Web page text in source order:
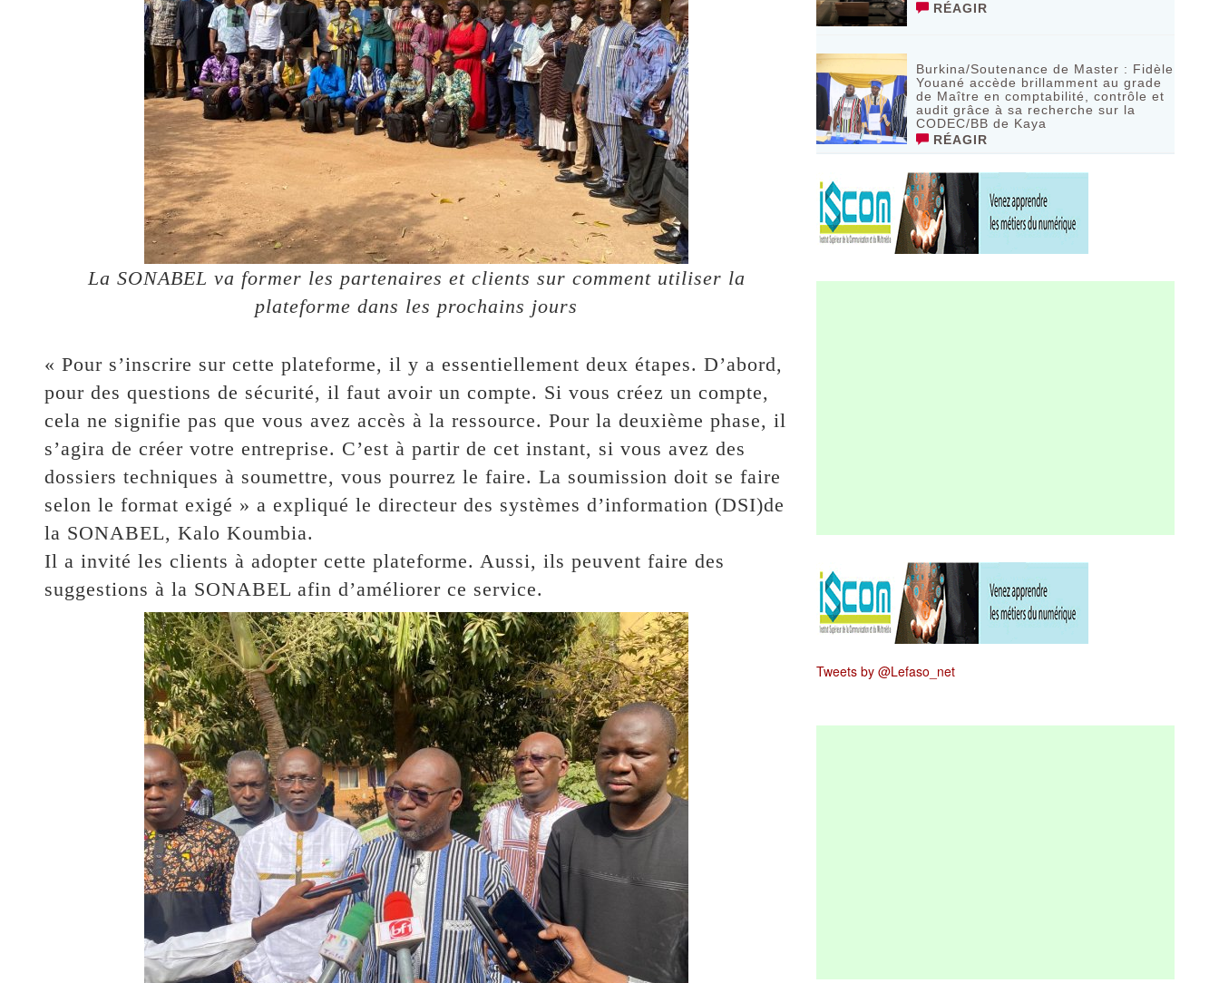
La SONABEL va former les partenaires et clients sur comment utiliser la
plateforme dans les prochains jours
« Pour s’inscrire sur cette plateforme, il y a essentiellement deux étapes. D’abord,
pour des questions de sécurité, il faut avoir un compte. Si vous créez un compte,
cela ne signifie pas que vous avez accès à la ressource. Pour la deuxième phase, il
s’agira de créer votre entreprise. C’est à partir de cet instant, si vous avez des
dossiers techniques à soumettre, vous pourrez le faire. La soumission doit se faire
selon le format exigé » a expliqué le directeur des systèmes d’information (DSI)de
la SONABEL, Kalo Koumbia.
Il a invité les clients à adopter cette plateforme. Aussi, ils peuvent faire des
suggestions à la SONABEL afin d’améliorer ce service.
RÉAGIR
Burkina/Soutenance de Master : Fidèle
Youané accède brillamment au grade
de Maître en comptabilité, contrôle et
audit grâce à sa recherche sur la
CODEC/BB de Kaya
RÉAGIR
Tweets by @Lefaso_net